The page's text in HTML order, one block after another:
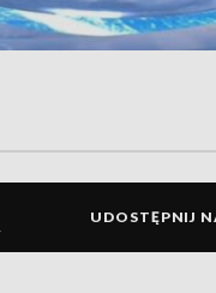
UDOSTĘPNIJ